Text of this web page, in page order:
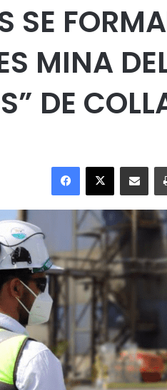
SE
MINA
DE
Facebook
X Enviar vía